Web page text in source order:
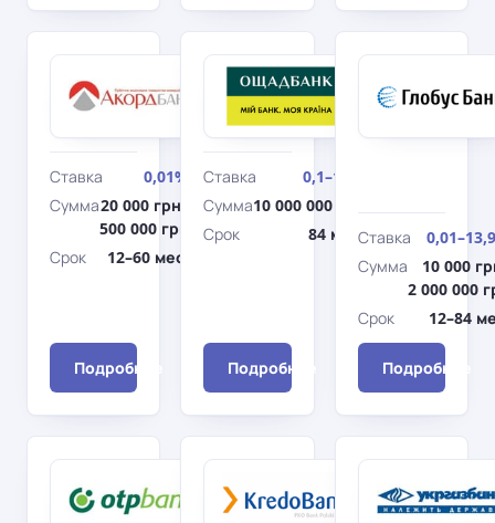
Аккордбанк
Партнерский
Ставка
0,01%
Сумма20 000 грн–
500 000 грн
Срок
12–60 мес.
Подробнее
На
Ставка
0,1–19%
Сумма10 000 000 грн
Срок
84 мес.
Подробнее
Ставка
Сумма
10 000
2 000 000
Срок
12–84
Подробнее
Банк
Новое авто
Kredo
Лояльный